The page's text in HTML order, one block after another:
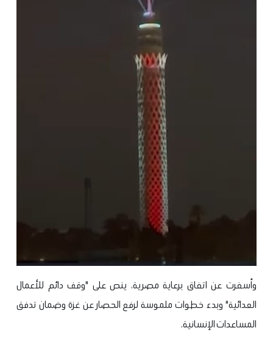
وأسفرت عن اتفاق برعاية مصرية، ينص على "وقف دائم للأعمال
العدائية" وبدء خطوات ملموسة لرفع الحصار عن غزة وضمان تدفق
المساعدات الإنسانية.